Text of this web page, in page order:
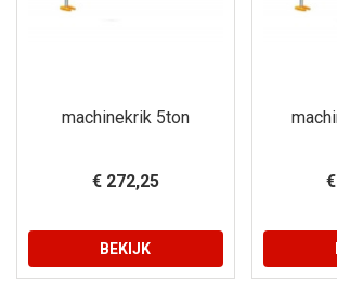
machinekrik 5ton
€ 272,25
BEKIJK